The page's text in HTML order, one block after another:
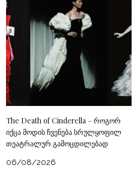
The Death of Cinderella – როგორ
იქცა მოდის ჩვენება სრულყოფილ
თეატრალურ გამოცდილებად
06/08/2026